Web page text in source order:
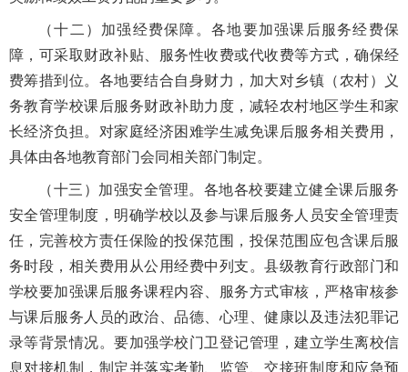
（十二）加强经费保障。各地要加强课后服务经费保
障，可采取财政补贴、服务性收费或代收费等方式，确保经
费筹措到位。各地要结合自身财力，加大对乡镇（农村）义
务教育学校课后服务财政补助力度，减轻农村地区学生和家
长经济负担。对家庭经济困难学生减免课后服务相关费用，
具体由各地教育部门会同相关部门制定。
（十三）加强安全管理。各地各校要建立健全课后服务
安全管理制度，明确学校以及参与课后服务人员安全管理责
任，完善校方责任保险的投保范围，投保范围应包含课后服
务时段，相关费用从公用经费中列支。县级教育行政部门和
学校要加强课后服务课程内容、服务方式审核，严格审核参
与课后服务人员的政治、品德、心理、健康以及违法犯罪记
录等背景情况。要加强学校门卫登记管理，建立学生离校信
息对接机制，制定并落实考勤、监管、交接班制度和应急预